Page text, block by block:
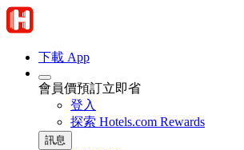
下載 App
會員價預訂立即省
登入
探索 Hotels.com Rewards
訊息